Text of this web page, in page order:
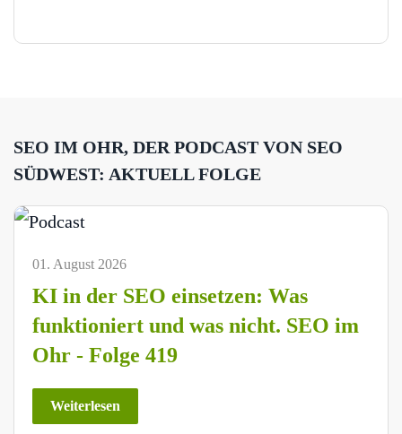
SEO IM OHR, DER PODCAST VON SEO
SÜDWEST: AKTUELL FOLGE
01. August 2026
KI in der SEO einsetzen: Was
funktioniert und was nicht. SEO im
Ohr - Folge 419
Weiterlesen